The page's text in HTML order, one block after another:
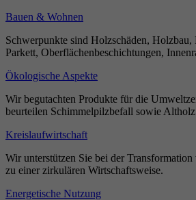
Bauen & Wohnen
Schwerpunkte sind Holzschäden, Holzbau,
Parkett, Oberflächenbeschichtungen,
Ökologische Aspekte
Wir begutachten Produkte für die
beurteilen Schimmelpilzbefall sowie
Kreislaufwirtschaft
Wir unterstützen Sie bei der
zu einer zirkulären Wirtschaftsweise.
Energetische Nutzung